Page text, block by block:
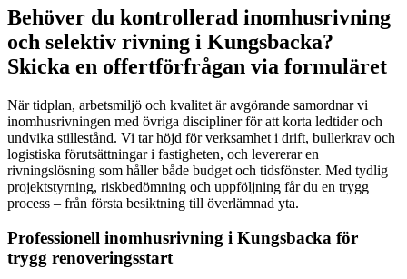
Behöver du kontrollerad inomhusrivning
och selektiv rivning i Kungsbacka?
Skicka en offertförfrågan via formuläret
När tidplan, arbetsmiljö och kvalitet är avgörande samordnar vi
inomhusrivningen med övriga discipliner för att korta ledtider och
undvika stillestånd. Vi tar höjd för verksamhet i drift, bullerkrav och
logistiska förutsättningar i fastigheten, och levererar en
rivningslösning som håller både budget och tidsfönster. Med tydlig
projektstyrning, riskbedömning och uppföljning får du en trygg
process – från första besiktning till överlämnad yta.
Professionell inomhusrivning i Kungsbacka för
trygg renoveringsstart